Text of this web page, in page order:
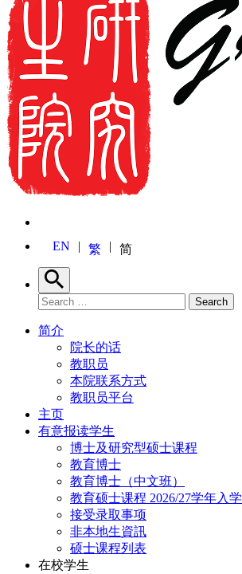
EN 繁 简
Search
Search for: Search
简介
院长的话
教职员
本院联系方式
教职员平台
主页
有意报读学生
博士及研究型硕士课程
教育博士
教育博士（中文班）
教育硕士课程 2026/27学年入学
接受录取事项
非本地生資訊
硕士课程列表
在校学生